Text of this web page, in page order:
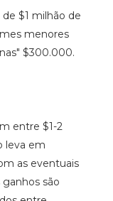
$1 milhão de
menores
$300.000.
entre $1-2
leva em
as eventuais
são